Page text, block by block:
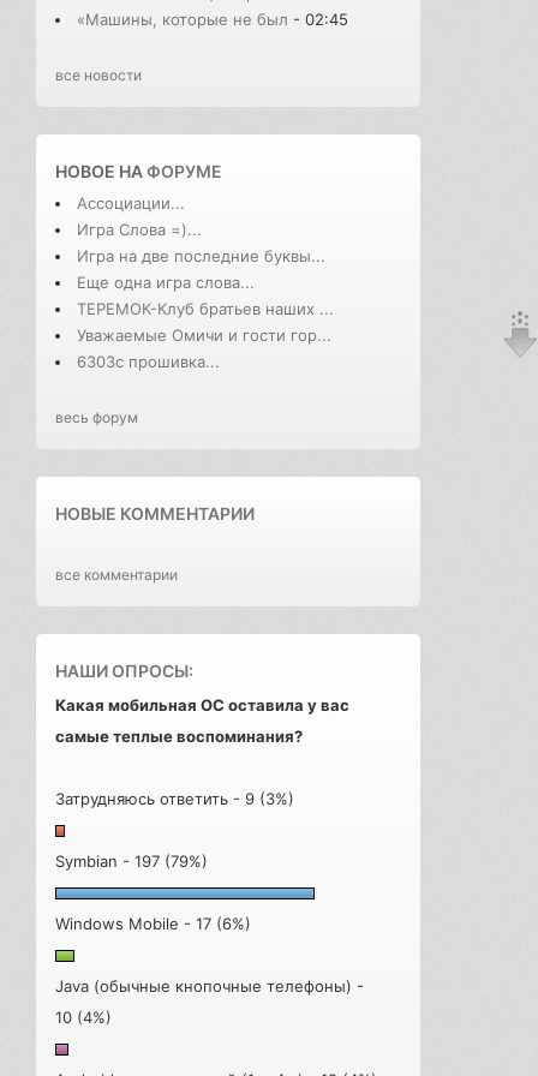
«Машины, которые не был - 02:45
все новости
НОВОЕ НАФОРУМЕ
Ассоциации...
Игра Слова =)...
Игра на две последние буквы...
Еще одна игра слова...
ТЕРЕМОК-Клуб братьев наших ...
Уважаемые Омичи и гости гор...
6303с прошивка...
весь форум
НОВЫЕ КОММЕНТАРИИ
все комментарии
НАШИ ОПРОСЫ:
Какая мобильная ОС оставила у вас
самые теплые воспоминания?
Затрудняюсь ответить - 9 (3%)
Symbian - 197 (79%)
Windows Mobile - 17 (6%)
Java (обычные кнопочные телефоны) -
10 (4%)